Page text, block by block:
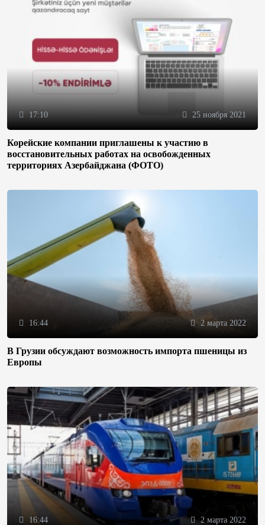
17:10 25 ноября 2021
Корейские компании приглашены к участию в
восстановительных работах на освобожденных
территориях Азербайджана (ФОТО)
16:44 2 марта 2022
В Грузии обсуждают возможность импорта пшеницы из
Европы
16:44 2 марта 2022